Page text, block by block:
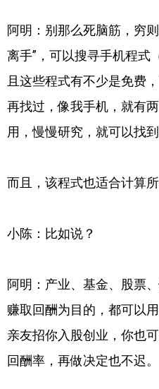
阿明：别那么死脑筋，穷
离手”，可以搜寻手机程式
且这些程式有不少是免费
再找过，像我手机，就有
用，慢慢研究，就可以找
而且，该程式也适合计算
小陈：比如说？
阿明：产业、基金、股票
赚取回酬为目的，都可以
亲友招你入股创业，你也
回酬率，再做决定也不迟。